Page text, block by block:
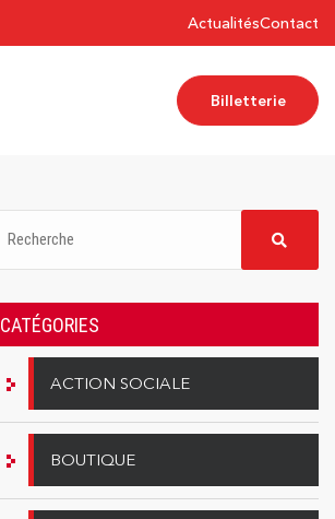
ActualitésContact
Billetterie
CATÉGORIES
ACTION SOCIALE
BOUTIQUE